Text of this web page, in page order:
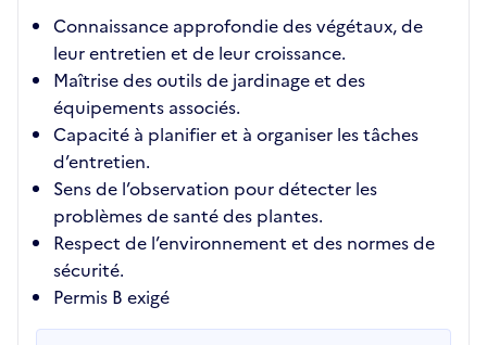
Connaissance approfondie des végétaux, de
leur entretien et de leur croissance.
Maîtrise des outils de jardinage et des
équipements associés.
Capacité à planifier et à organiser les tâches
d’entretien.
Sens de l’observation pour détecter les
problèmes de santé des plantes.
Respect de l’environnement et des normes de
sécurité.
Permis B exigé